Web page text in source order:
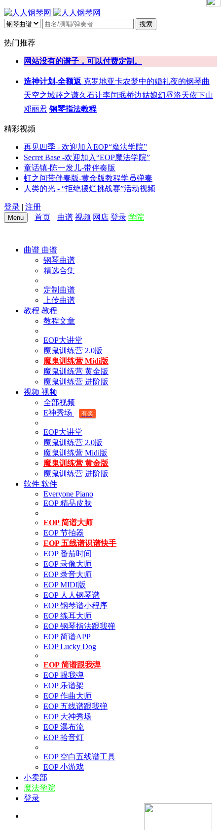
搜索
热门推荐
网站没有的谱子，可以付费定制。
造神计划-全额返 克罗地亚卡农梦中的婚礼夜的钢琴曲
天空之城薛之谦久石让李闰珉桥边姑娘幻昼洛天依下山
邓丽君 钢琴指法教程
精彩视频
再见四季 - 欢迎加入EOP“魔法学院”
Secret Base -欢迎加入“EOP魔法学院”
童话镇-陈一发儿-带伴奏版
虹之间带伴奏版-黄金版教程学员弹奏
人类的光 - “拒绝摆烂挑战赛”活动视频
登录 | 注册
Menu 首页 曲谱 视频 网店 登录 学院
曲谱 曲谱
钢琴曲谱
精选合集
定制曲谱
上传曲谱
教程 教程
教程文章
EOP大讲堂
魔鬼训练营 2.0版
魔鬼训练营 Midi版
魔鬼训练营 黄金版
魔鬼训练营 进阶版
视频 视频
全部视频
E神秀场
有奖
EOP大讲堂
魔鬼训练营 2.0版
魔鬼训练营 Midi版
魔鬼训练营 黄金版
魔鬼训练营 进阶版
软件 软件
Everyone Piano
EOP 精品皮肤
EOP 简谱大师
EOP 节拍器
EOP 五线谱识谱快手
EOP 番茄时间
EOP 录像大师
EOP 录音大师
EOP MIDI版
EOP 人人钢琴谱
EOP 钢琴谱小程序
EOP 练耳大师
EOP 钢琴指法跟我弹
EOP 简谱APP
EOP Lucky Dog
EOP 简谱跟我弹
EOP 跟我弹
EOP 乐谱架
EOP 作曲大师
EOP 五线谱跟我弹
EOP 大神秀场
EOP 瀑布流
EOP 拾音灯
EOP 空白五线谱工具
EOP 小游戏
小卖部
魔法学院
登录